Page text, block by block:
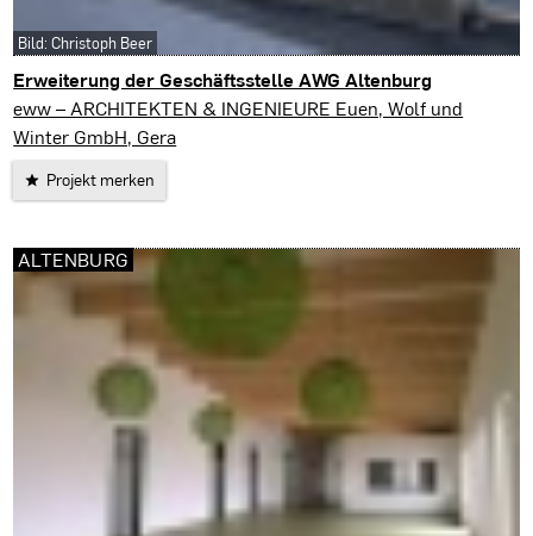
Erweiterung der Geschäftsstelle AWG Altenburg
Altenburg
eww – ARCHITEKTEN & INGENIEURE Euen, Wolf und
Winter GmbH, Gera
Projekt merken
Bild: Christoph Beer
ALTENBURG